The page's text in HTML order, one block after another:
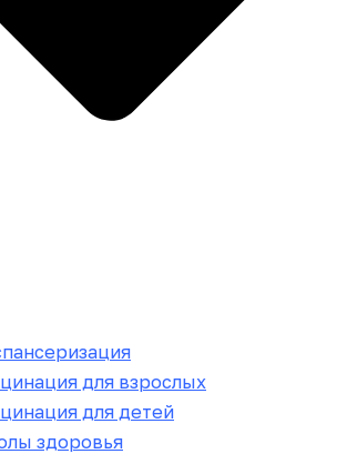
для взрослых
для детей
здоровья